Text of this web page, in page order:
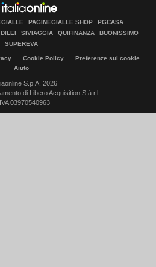
PAGINEGIALLE SHOP
PGCASA
DILEI SIVIAGGIA QUIFINANZA
BUONISSIMO
SUPEREVA
Cookie Policy
Preferenze sui cookie
Aiuto
S.p.A. 2026
di Libero Acquisition S.á r.l.
03970540963